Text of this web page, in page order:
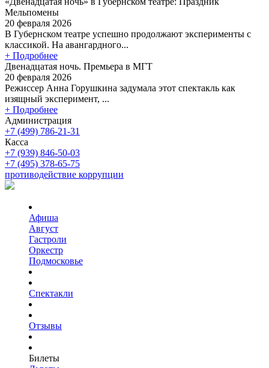
Мельпомены
20 февраля 2026
В Губернском театре успешно продолжают эксперименты с
классикой. На авангардного...
+ Подробнее
Двенадцатая ночь. Премьера в МГТ
20 февраля 2026
Режиссер Анна Горушкина задумала этот спектакль как
изящный эксперимент, ...
+ Подробнее
Администрация
+7 (499) 786-21-31
Касса
+7 (939) 846-50-03
+7 (495) 378-65-75
противодействие коррупции
Афиша
Август
Гастроли
Оркестр
Подмосковье
Спектакли
Отзывы
Билеты